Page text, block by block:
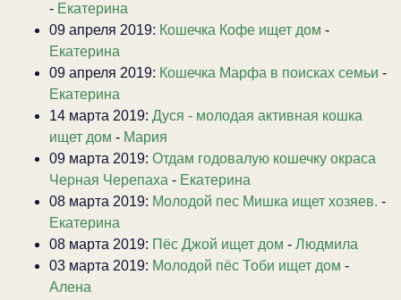
- Екатерина
09 апреля 2019: Кошечка Кофе ищет дом -
Екатерина
09 апреля 2019: Кошечка Марфа в поисках семьи -
Екатерина
14 марта 2019: Дуся - молодая активная кошка
ищет дом - Мария
09 марта 2019: Отдам годовалую кошечку окраса
Черная Черепаха - Екатерина
08 марта 2019: Молодой пес Мишка ищет хозяев. -
Екатерина
08 марта 2019: Пёс Джой ищет дом - Людмила
03 марта 2019: Молодой пёс Тоби ищет дом -
Алена